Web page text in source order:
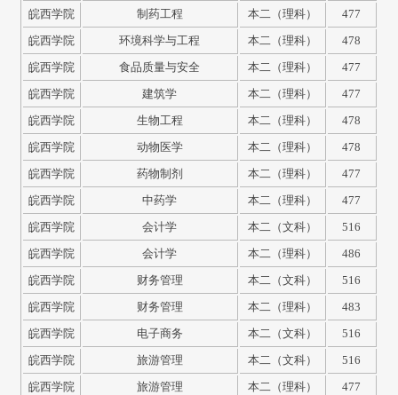
皖西学院
制药工程 本二（理科）
477
皖西学院
环境科学与工程 本二（理科）
478
皖西学院
食品质量与安全 本二（理科）
477
皖西学院
建筑学 本二（理科）
477
皖西学院
生物工程 本二（理科）
478
皖西学院
动物医学 本二（理科）
478
皖西学院
药物制剂 本二（理科）
477
皖西学院
中药学 本二（理科）
477
皖西学院
会计学 本二（文科）
516
皖西学院
会计学 本二（理科）
486
皖西学院
财务管理 本二（文科）
516
皖西学院
财务管理 本二（理科）
483
皖西学院
电子商务 本二（文科）
516
皖西学院
旅游管理 本二（文科）
516
皖西学院
旅游管理 本二（理科） 477